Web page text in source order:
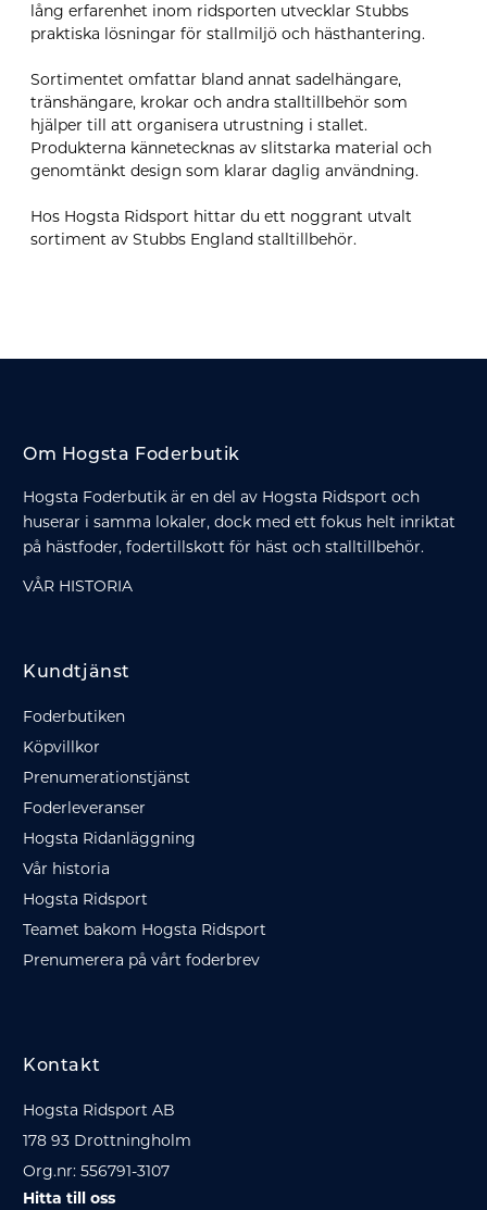
lång erfarenhet inom ridsporten utvecklar Stubbs
praktiska lösningar för stallmiljö och hästhantering.
Sortimentet omfattar bland annat sadelhängare,
tränshängare, krokar och andra stalltillbehör som
hjälper till att organisera utrustning i stallet.
Produkterna kännetecknas av slitstarka material och
genomtänkt design som klarar daglig användning.
Hos Hogsta Ridsport hittar du ett noggrant utvalt
sortiment av Stubbs England stalltillbehör.
Om Hogsta Foderbutik
Hogsta Foderbutik är en del av Hogsta Ridsport och
huserar i samma lokaler, dock med ett fokus helt inriktat
på hästfoder, fodertillskott för häst och stalltillbehör.
VÅR HISTORIA
Kundtjänst
Foderbutiken
Köpvillkor
Prenumerationstjänst
Foderleveranser
Hogsta Ridanläggning
Vår historia
Hogsta Ridsport
Teamet bakom Hogsta Ridsport
Prenumerera på vårt foderbrev
Kontakt
Hogsta Ridsport AB
178 93 Drottningholm
Org.nr: 556791-3107
Hitta till oss